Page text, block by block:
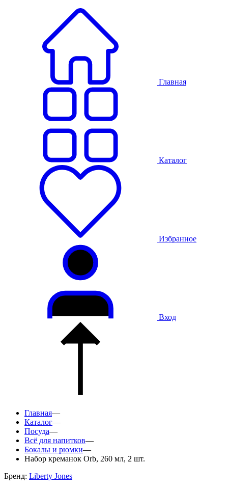
Главная
Каталог
Избранное
Вход
Главная—
Каталог—
Посуда—
Всё для напитков—
Бокалы и рюмки—
Набор креманок Orb, 260 мл, 2 шт.
Бренд: Liberty Jones